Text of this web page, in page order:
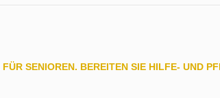
SENIOREN. BEREITEN SIE HILFE- UND